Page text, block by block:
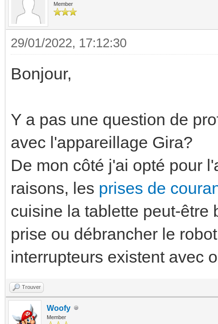
Member
29/01/2022, 17:12:30
Bonjour,
Y a pas une question de
avec l'appareillage Gira?
De mon côté j'ai opté pour
raisons, les prises de
cuisine la tablette peut-être
prise ou débrancher le
interrupteurs existent avec
Trouver
Woofy
Member